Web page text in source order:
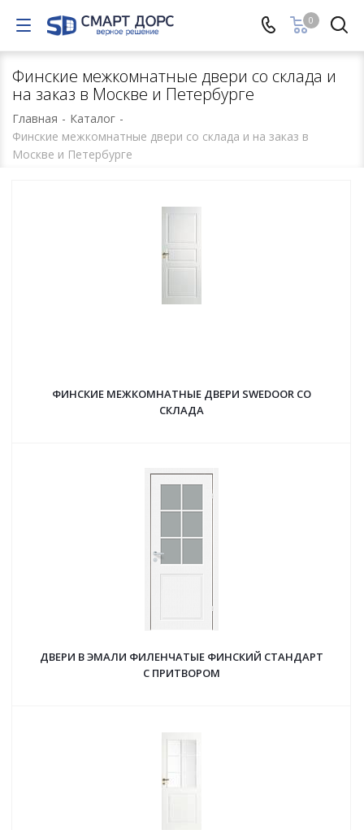
0
Финские межкомнатные двери со склада и
на заказ в Москве и Петербурге
Главная - Каталог -
Финские межкомнатные двери со склада и на заказ в
Москве и Петербурге
ФИНСКИЕ МЕЖКОМНАТНЫЕ ДВЕРИ SWEDOOR СО
СКЛАДА
ДВЕРИ В ЭМАЛИ ФИЛЕНЧАТЫЕ ФИНСКИЙ СТАНДАРТ
С ПРИТВОРОМ